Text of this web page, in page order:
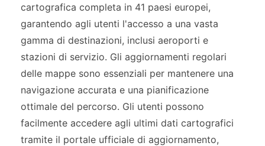
cartografica completa in 41 paesi europei,
garantendo agli utenti l'accesso a una vasta
gamma di destinazioni, inclusi aeroporti e
stazioni di servizio. Gli aggiornamenti regolari
delle mappe sono essenziali per mantenere una
navigazione accurata e una pianificazione
ottimale del percorso. Gli utenti possono
facilmente accedere agli ultimi dati cartografici
tramite il portale ufficiale di aggiornamento,